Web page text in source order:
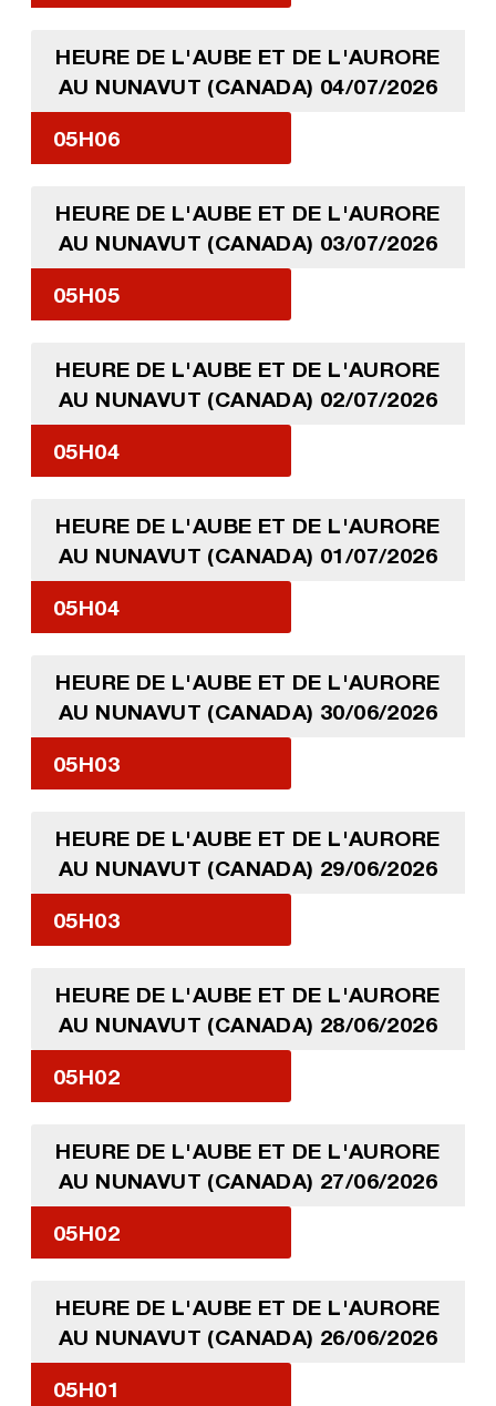
HEURE DE L'AUBE ET DE L'AURORE
AU NUNAVUT (CANADA) 04/07/2026
05H06
HEURE DE L'AUBE ET DE L'AURORE
AU NUNAVUT (CANADA) 03/07/2026
05H05
HEURE DE L'AUBE ET DE L'AURORE
AU NUNAVUT (CANADA) 02/07/2026
05H04
HEURE DE L'AUBE ET DE L'AURORE
AU NUNAVUT (CANADA) 01/07/2026
05H04
HEURE DE L'AUBE ET DE L'AURORE
AU NUNAVUT (CANADA) 30/06/2026
05H03
HEURE DE L'AUBE ET DE L'AURORE
AU NUNAVUT (CANADA) 29/06/2026
05H03
HEURE DE L'AUBE ET DE L'AURORE
AU NUNAVUT (CANADA) 28/06/2026
05H02
HEURE DE L'AUBE ET DE L'AURORE
AU NUNAVUT (CANADA) 27/06/2026
05H02
HEURE DE L'AUBE ET DE L'AURORE
AU NUNAVUT (CANADA) 26/06/2026
05H01